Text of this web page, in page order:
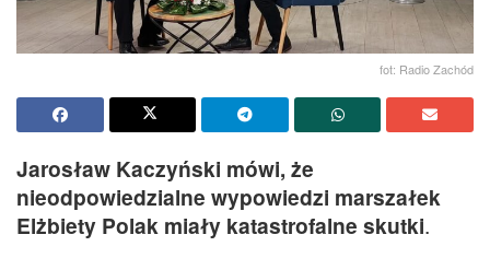
fot: Radio Zachód
Jarosław Kaczyński mówi, że
nieodpowiedzialne wypowiedzi marszałek
Elżbiety Polak miały katastrofalne skutki.